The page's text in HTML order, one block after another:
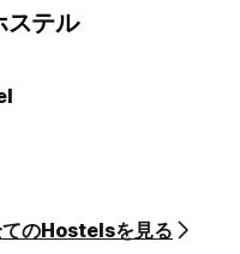
テル
のHostelsを見る